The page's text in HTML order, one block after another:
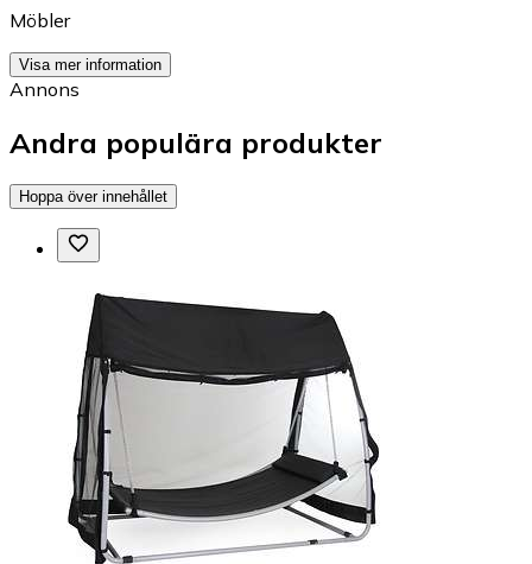
Möbler
Visa mer information
Annons
Andra populära produkter
Hoppa över innehållet